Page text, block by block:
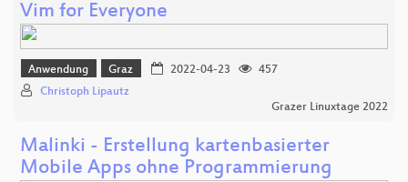
Vim for Everyone
Anwendung Graz 2022-04-23
457
Christoph Lipautz
Grazer Linuxtage 2022
Malinki - Erstellung kartenbasierter
Mobile Apps ohne Programmierung